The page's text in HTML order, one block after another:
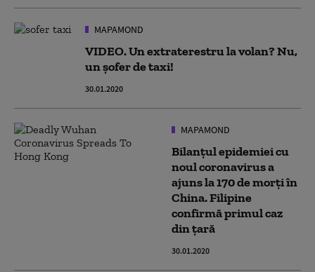
MAPAMOND
VIDEO. Un extraterestru la volan? Nu,
un șofer de taxi!
30.01.2020
MAPAMOND
Bilanțul epidemiei cu
noul coronavirus a
ajuns la 170 de morți în
China. Filipine
confirmă primul caz
din țară
30.01.2020